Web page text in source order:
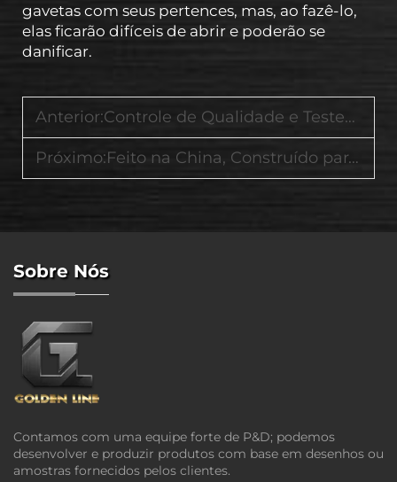
gavetas com seus pertences, mas, ao fazê-lo,
elas ficarão difíceis de abrir e poderão se
danificar.
Anterior:Controle de Qualidade e Testes de Durabilidade na Nossa Linha de Produtos para Armazenamento em Garagem
Próximo:Feito na China, Construído para o Mundo: Nosso Compromisso com os Padrões Globais
Sobre Nós
Contamos com uma equipe forte de P&D; podemos
desenvolver e produzir produtos com base em desenhos ou
amostras fornecidos pelos clientes.